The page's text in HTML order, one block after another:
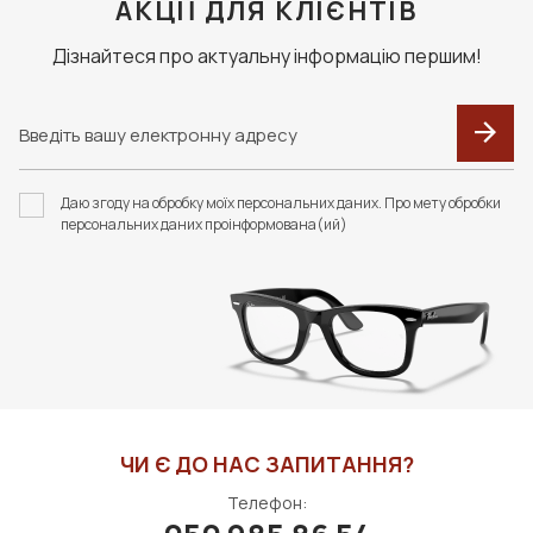
F007 В КОЛЬОРАХ.
ФУТЛЯР З СЕРВЕТКОЮ
FASHION STYLE
ЗАСІБ ДЛЯ ДОГЛЯДУ
(БЕЗ РОЗПИЛЮВАЧА)
ДО КОШИКА
перевізника.
АКЦІЇ ДЛЯ КЛІЄНТІВ
Дізнайтеся про актуальну інформацію першим!
Даю згоду на обробку моїх персональних даних. Про мету обробки
персональних даних проінформована(ий)
ЧИ Є ДО НАС ЗАПИТАННЯ?
Телефон: